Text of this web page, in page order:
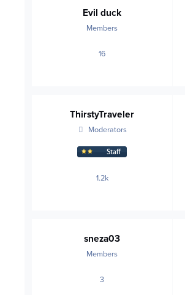
Evil duck
Members
16posts
ThirstyTraveler
Moderators
1.2kposts
sneza03
Members
3posts